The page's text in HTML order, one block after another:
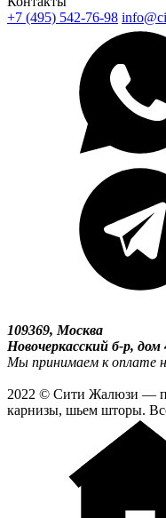
+7 (495) 542-76-98
109369, Москва
Новочеркасский б-р, дом
Мы принимаем к оплате
2022 © Сити Жалюзи —
карнизы, шьем шторы.